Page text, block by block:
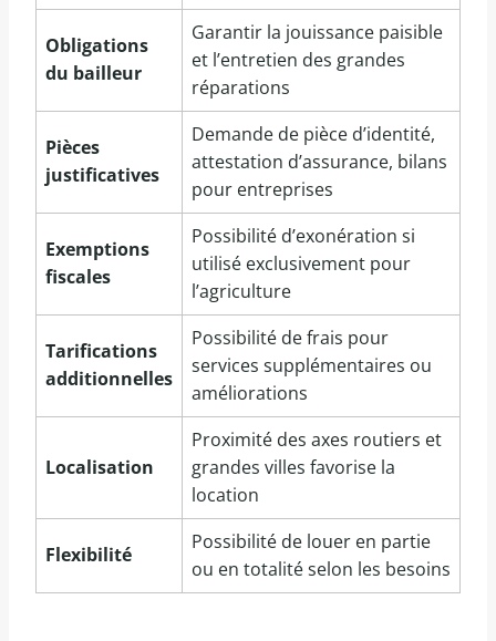
Obligations
du bailleur
Garantir la jouissance paisible
et l’entretien des grandes
réparations
Pièces
justificatives
Demande de pièce d’identité,
attestation d’assurance, bilans
pour entreprises
Exemptions
fiscales
Possibilité d’exonération si
utilisé exclusivement pour
l’agriculture
Tarifications
additionnelles
Possibilité de frais pour
services supplémentaires ou
améliorations
Localisation
Proximité des axes routiers et
grandes villes favorise la
location
Flexibilité
Possibilité de louer en partie
ou en totalité selon les besoins